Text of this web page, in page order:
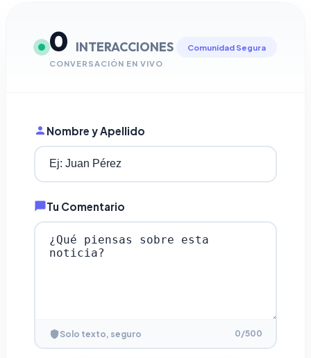
0 INTERACCIONES
CONVERSACIÓN EN VIVO
Comunidad Segura
Nombre y Apellido
Tu Comentario
Solo texto, seguro 0/500